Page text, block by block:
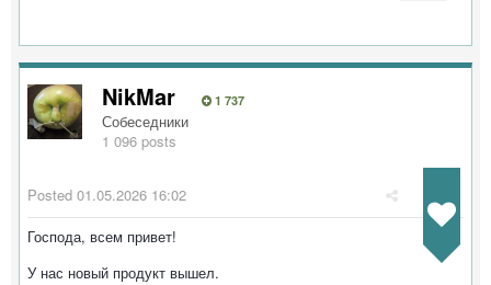
NikMar 1 737
Собеседники
1 096 posts
Posted 01.05.2026 16:02
Господа, всем привет!
У нас новый продукт вышел.